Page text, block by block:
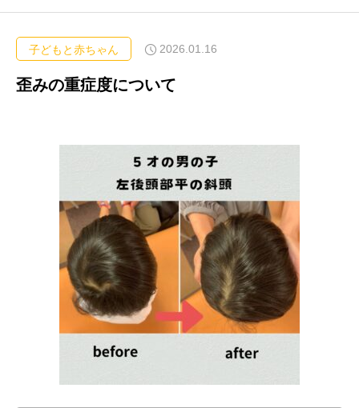
子どもと赤ちゃん 2026.01.16
歪みの重症度について